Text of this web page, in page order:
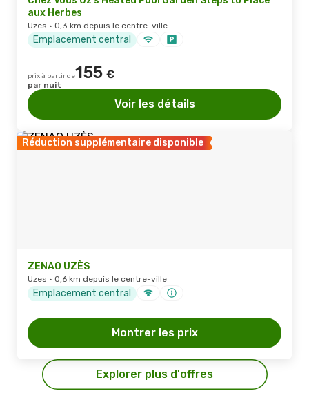
aux Herbes
Uzes · 0,3 km depuis le centre-ville
Emplacement central
prix à partir de155 €
par nuit
Voir les détails
Réduction supplémentaire disponible
ZENAO UZÈS
Uzes · 0,6 km depuis le centre-ville
Emplacement central
Montrer les prix
Explorer plus d'offres